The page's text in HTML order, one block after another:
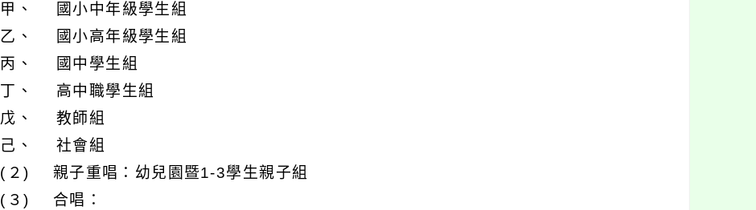
甲、 國小中年級學生組
乙、 國小高年級學生組
丙、 國中學生組
丁、 高中職學生組
戊、 教師組
己、 社會組
(２) 親子重唱：幼兒園暨1-3學生親子組
(３) 合唱：